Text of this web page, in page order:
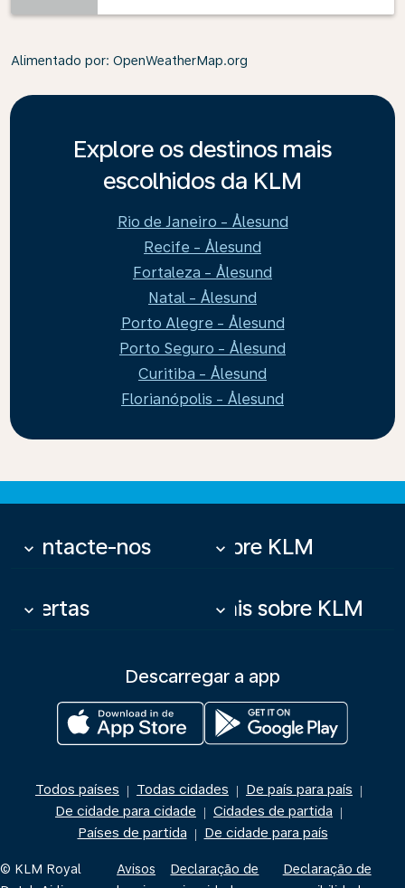
Alimentado por: OpenWeatherMap.org
Explore os destinos mais
escolhidos da KLM
Rio de Janeiro - Ålesund
Recife - Ålesund
Fortaleza - Ålesund
Natal - Ålesund
Porto Alegre - Ålesund
Porto Seguro - Ålesund
Curitiba - Ålesund
Florianópolis - Ålesund
Contacte-nos
keyboard_arrow_down Sobre KLM
keyboard_arrow_down
Ofertas
keyboard_arrow_down Mais sobre KLM
keyboard_arrow_down
Descarregar a app
Todos países | Todas cidades | De país para país |
De cidade para cidade | Cidades de partida |
Países de partida | De cidade para país
© KLM Royal
Avisos
Declaração de
Declaração de